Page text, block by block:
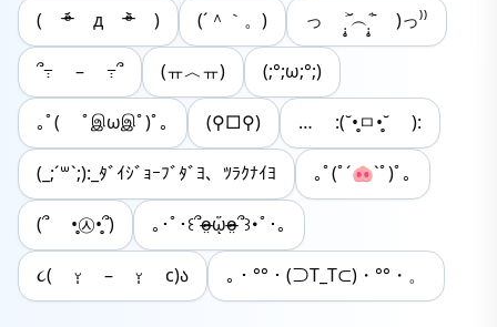
( ᵒ̴̶̷᷄ д ᵒ̴̶̷᷅ ) (´＾｀。) っ ˃̣̣̥᷄︵˂̣̣̥᷅ )っ⁾⁾
՞߹ – ߹՞ (ㅠ︿ㅠ) (;°;ω;°;)
｡ﾟ( ﾟஇωஇﾟ)ﾟ｡ (⚲□⚲) … :(˘•̥ㅁ•̥˘ ):
(_;´꒳`;):_ﾀﾞｲｼﾞｮｰﾌﾞﾀﾞﾖ、ﾂﾗｸﾅｲﾖ ｡ﾟ(ﾟ´🐽`ﾟ)ﾟ｡
(՞ •̥㉦•̥՞) ｡･ﾟ･꒰՞o̴̶̷̤ᾥo̴̶̷̤՞꒱･ﾟ･｡
૮( ᵕ̩̩ – ᵕ̩̩ c)ა ｡・°°・(⊃T_T⊂)・°°・。